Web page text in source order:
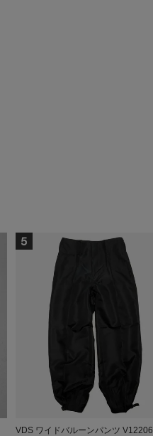
VDS ワイドバルーンパンツ V12206